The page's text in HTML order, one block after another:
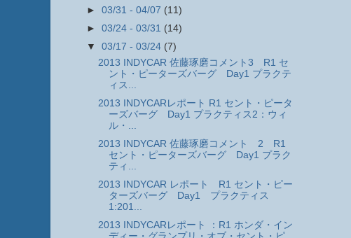
► 03/31 - 04/07 (11)
► 03/24 - 03/31 (14)
▼ 03/17 - 03/24 (7)
2013 INDYCAR 佐藤琢磨コメント3 R1 セ
ント・ピーターズバーグ Day1 プラクテ
ィス...
2013 INDYCARレポート R1 セント・ピータ
ーズバーグ Day1 プラクティス2：ウィ
ル・...
2013 INDYCAR 佐藤琢磨コメント 2 R1
セント・ピーターズバーグ Day1 プラク
ティ...
2013 INDYCAR レポート R1 セント・ピー
ターズバーグ Day1 プラクティス
1:201...
2013 INDYCARレポート ：R1 ホンダ・イン